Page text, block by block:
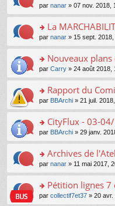
c
e
nt
pl
u
s
ré
c
e
nt
n
le
pl
u
s
ré
c
e
nt
g
e
n
n
le
pl
u
s
ré
c
e
nt
e
s
a
g
e
n
n
le
pl
u
s
ré
c
e
nt
er
le
m
e
s
a
g
e
n
n
le
pl
u
s
ré
c
e
nt
o
n
s
ult
er
le
m
e
s
a
g
e
n
n
le
pl
u
s
ré
c
par nanar » 07 nov. 2018,
o
n
s
ult
er
le
m
e
s
a
g
e
n
n
le
pl
u
La
par nanar » 15 sept.
o
n
s
ult
er
le
m
e
s
a
g
e
n
n
Nouveaux
par Carry » 24 août 2018,
o
n
s
ult
er
le
m
e
s
a
g
Rapport du
par BBArchi » 21 juil.
o
n
s
ult
er
le
m
e
s
CityFlux - 03-
par BBArchi » 29 janv.
o
n
s
ult
er
Archives de
par nanar » 11 mai 2017,
o
n
Pétition lignes 7
par collectif7et37 » 20 avr.